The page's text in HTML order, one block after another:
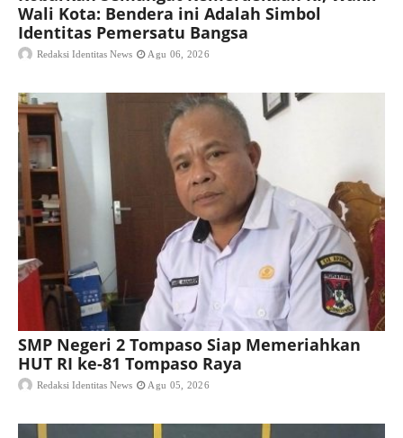
Wali Kota: Bendera ini Adalah Simbol
Identitas Pemersatu Bangsa
Redaksi Identitas News Agu 06, 2026
SMP Negeri 2 Tompaso Siap Memeriahkan
HUT RI ke-81 Tompaso Raya
Redaksi Identitas News Agu 05, 2026